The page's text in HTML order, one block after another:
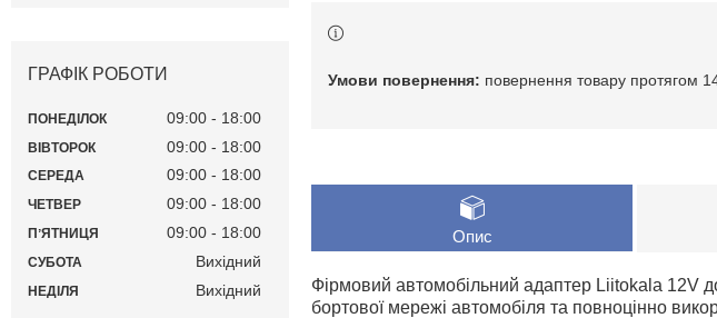
повернення товару протягом
Опис
Фірмовий автомобільний адаптер Liitokala 12V
бортової мережі автомобіля та повноцінно
ГРАФІК РОБОТИ
ПОНЕДІЛОК 09:00 18:00
ВІВТОРОК 09:00 18:00
СЕРЕДА 09:00 18:00
ЧЕТВЕР 09:00 18:00
ПʼЯТНИЦЯ 09:00 18:00
СУБОТА Вихідний
НЕДІЛЯ Вихідний